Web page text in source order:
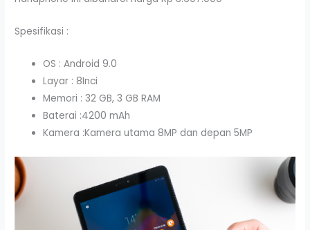
Spesifikasi :
OS : Android 9.0
Layar : 8Inci
Memori : 32 GB, 3 GB RAM
Baterai :4200 mAh
Kamera :Kamera utama 8MP dan depan 5MP